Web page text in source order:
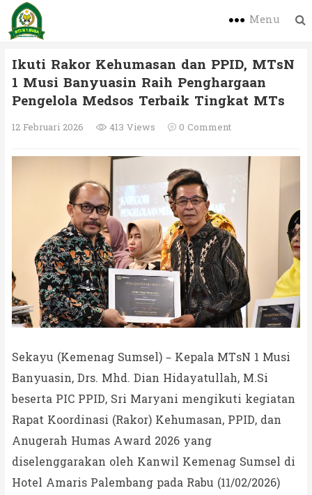
Menu
Ikuti Rakor Kehumasan dan PPID, MTsN
1 Musi Banyuasin Raih Penghargaan
Pengelola Medsos Terbaik Tingkat MTs
12 Februari 2026 413 Views 0 Comment
Sekayu (Kemenag Sumsel) – Kepala MTsN 1 Musi
Banyuasin, Drs. Mhd. Dian Hidayatullah, M.Si
beserta PIC PPID, Sri Maryani mengikuti kegiatan
Rapat Koordinasi (Rakor) Kehumasan, PPID, dan
Anugerah Humas Award 2026 yang
diselenggarakan oleh Kanwil Kemenag Sumsel di
Hotel Amaris Palembang pada Rabu (11/02/2026)